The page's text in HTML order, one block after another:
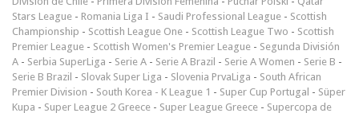
Stars League - Romania Liga I - Saudi Professional League - Scottish
Championship - Scottish League One - Scottish League Two - Scottish
Premier League - Scottish Women's Premier League - Segunda División
A - Serbia SuperLiga - Serie A - Serie A Brazil - Serie A Women - Serie B -
Serie B Brazil - Slovak Super Liga - Slovenia PrvaLiga - South African
Premier Division - South Korea - K League 1 - Super Cup Portugal - Süper
Kupa - Super League 2 Greece - Super League Greece - Supercopa de